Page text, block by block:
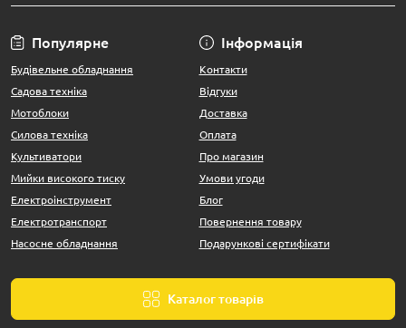
Популярне
Будівельне обладнання
Садова техніка
Мотоблоки
Силова техніка
Культиватори
Мийки високого тиску
Електроінструмент
Електротранспорт
Насосне обладнання
Інформація
Контакти
Відгуки
Доставка
Оплата
Про магазин
Умови угоди
Блог
Повернення товару
Подарункові сертифікати
Каталог товарів